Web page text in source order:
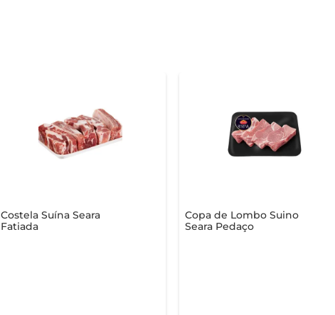
Costela Suína Seara
Fatiada
Copa de Lombo Suino
Seara Pedaço